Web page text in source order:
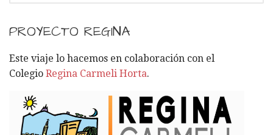
c
i
C
R
:
PROYECTO REGINA
Este viaje lo hacemos en colaboración con el
Colegio Regina Carmeli Horta.